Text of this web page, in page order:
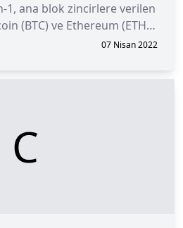
1, ana blok zincirlere verilen
(BTC) ve Ethereum (ETH)
blok zincirleridir.
07 Nisan 2022
C